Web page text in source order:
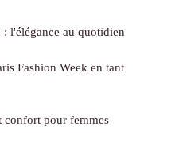
l'élégance au quotidien
Fashion Week en tant
confort pour femmes